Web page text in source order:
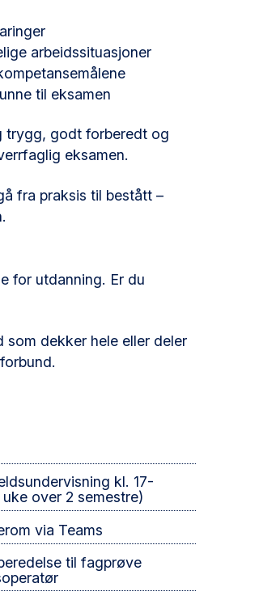
arbeidssituasjoner
til eksamen
trygg, godt forberedt og
eksamen.
fra praksis til bestått –
for utdanning. Er du
dekker hele eller deler
kl. 17-
uke over 2 semestre)
via Teams
til fagprøve